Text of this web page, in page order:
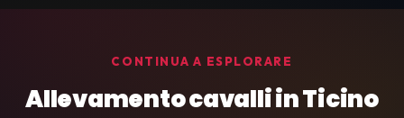
CONTINUA A ESPLORARE
Allevamento cavalli in Ticino